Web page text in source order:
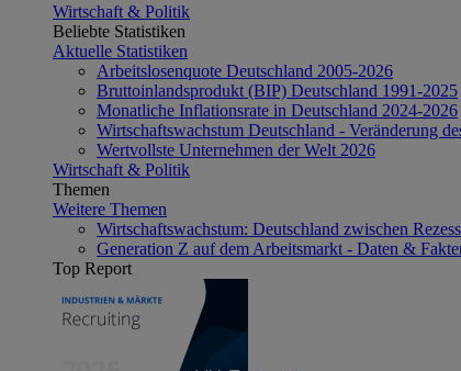
Wirtschaft & Politik
Beliebte Statistiken
Aktuelle Statistiken
Arbeitslosenquote Deutschland 2005-2026
Bruttoinlandsprodukt (BIP) Deutschland 1991-2025
Monatliche Inflationsrate in Deutschland 2024-2026
Wirtschaftswachstum Deutschland - Veränderung
Wertvollste Unternehmen der Welt 2026
Wirtschaft & Politik
Themen
Weitere Themen
Wirtschaftswachstum: Deutschland zwischen
Generation Z auf dem Arbeitsmarkt - Daten &
Top Report